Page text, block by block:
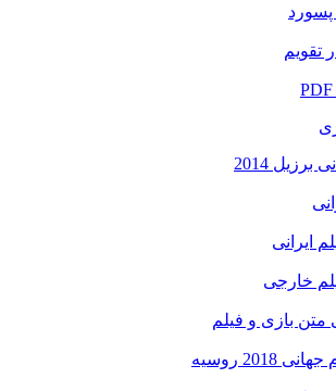
تقویم
2014
ایرانی
خارجی
بازی و فیلم
روسیه